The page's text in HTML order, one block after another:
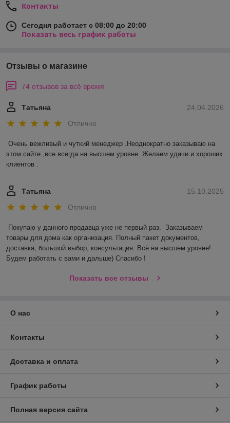
Контакты
Сегодня работает с 08:00 до 20:00
Показать весь график работы
Отзывы о магазине
74 отзывов за всё время
24.04.2026
Татьяна
Отлично
Очень вежливый и чуткий менеджер .Неоднократно заказываю на
этом сайте ,все всегда на высшем уровне .Желаем удачи и хороших
клиентов .
15.10.2025
Татьяна
Отлично
Покупаю у данного продавца уже не первый раз.  Заказываем
товары для дома как организация. Полный пакет документов,
доставка, большой выбор, консультация. Всё на высшем уровне!
Будем работать с вами и дальше) Спасибо !
Показать все отзывы
О нас
Контакты
Доставка и оплата
График работы
Полная версия сайта